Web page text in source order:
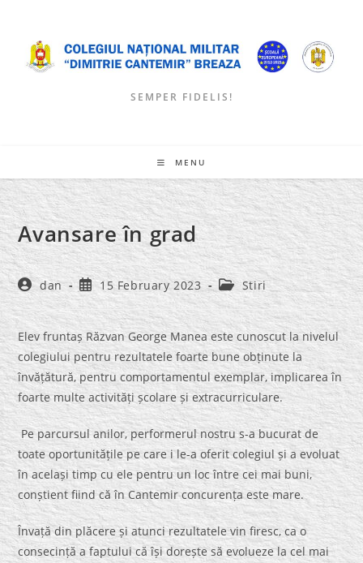
content
SEMPER FIDELIS!
MENU
Avansare în grad
Post
author:
dan
Post
published:
15 February 2023
Post
category:
Stiri
Elev fruntaș Răzvan George Manea este cunoscut la nivelul
colegiului pentru rezultatele foarte bune obținute la
învățătură, pentru comportamentul exemplar, implicarea în
foarte multe activități școlare și extracurriculare.
Pe parcursul anilor, performerul nostru s-a bucurat de
toate oportunitățile pe care i le-a oferit colegiul și a evoluat
în același timp cu ele pentru un loc între cei mai buni,
conștient fiind că în Cantemir concurența este mare.
Învață din plăcere și atunci rezultatele vin firesc, ca o
consecință a faptului că își dorește să evolueze la cel mai